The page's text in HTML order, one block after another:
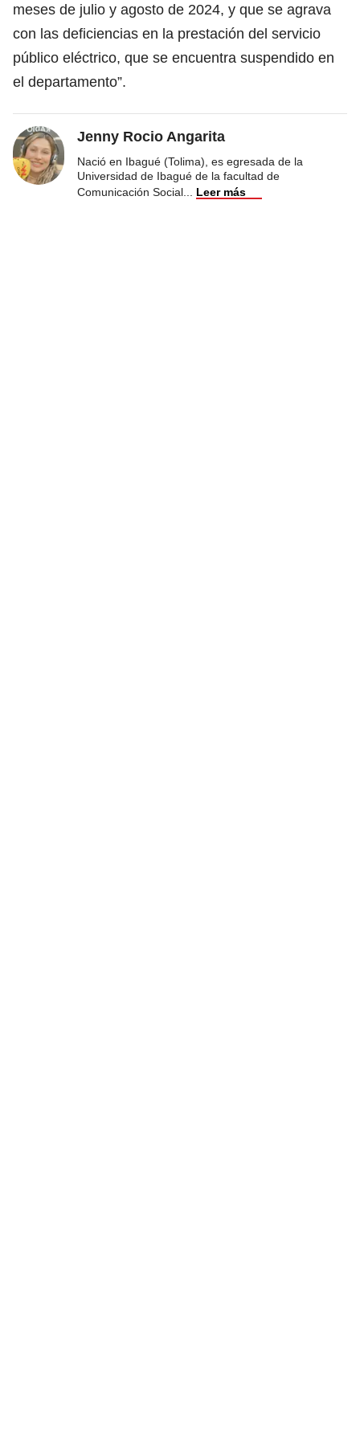
meses de julio y agosto de 2024, y que se agrava
con las deficiencias en la prestación del servicio
público eléctrico, que se encuentra suspendido en
el departamento”.
Jenny Rocio Angarita
Nació en Ibagué (Tolima), es egresada de la
Universidad de Ibagué de la facultad de
Comunicación Social
Leer más